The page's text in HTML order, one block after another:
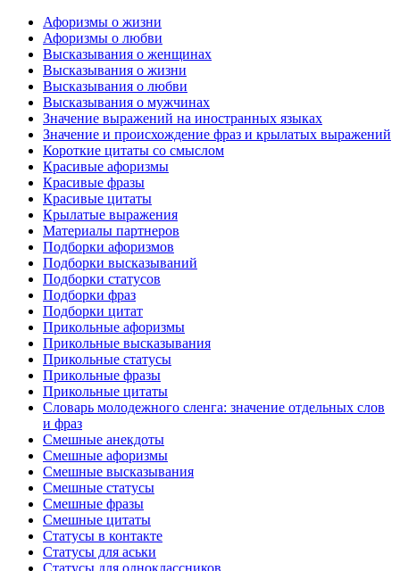
Афоризмы о жизни
Афоризмы о любви
Высказывания о женщинах
Высказывания о жизни
Высказывания о любви
Высказывания о мужчинах
Значение выражений на иностранных языках
Значение и происхождение фраз и крылатых выражений
Короткие цитаты со смыслом
Красивые афоризмы
Красивые фразы
Красивые цитаты
Крылатые выражения
Материалы партнеров
Подборки афоризмов
Подборки высказываний
Подборки статусов
Подборки фраз
Подборки цитат
Прикольные афоризмы
Прикольные высказывания
Прикольные статусы
Прикольные фразы
Прикольные цитаты
Словарь молодежного сленга: значение отдельных слов
и фраз
Смешные анекдоты
Смешные афоризмы
Смешные высказывания
Смешные статусы
Смешные фразы
Смешные цитаты
Статусы в контакте
Статусы для аськи
Статусы для одноклассников